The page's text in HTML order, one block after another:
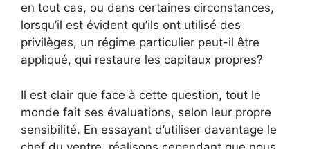
en tout cas, ou dans certaines circonstances,
lorsqu’il est évident qu’ils ont utilisé des
privilèges, un régime particulier peut-il être
appliqué, qui restaure les capitaux propres?
Il est clair que face à cette question, tout le
monde fait ses évaluations, selon leur propre
sensibilité. En essayant d’utiliser davantage le